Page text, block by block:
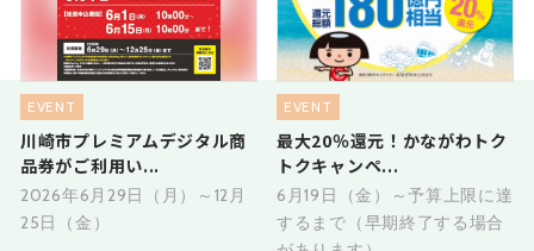
EVENT
川崎市プレミアムデジタル商
品券がご利用い...
2026年6月29日（月）～12月
25日（金）
EVENT
最大20％還元！かながわトク
トクキャンペ...
6月19日（金）～予算上限に達
するまで（早期終了する場合